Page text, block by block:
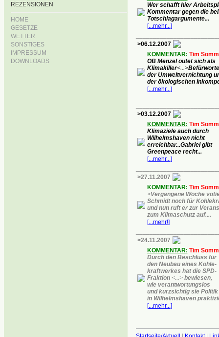
REZENSIONEN
HOME
GESETZE
WETTER
SONSTIGES
IMPRESSUM
DOWNLOADS
Wer schafft hier
Kommentar gegen die
Totschlagargumente...
[...mehr...]
>06.12.2007
KOMMENTAR: Tim
OB Menzel outet sich als
Klimakiller<...>
der Umweltvernichtung
der ökologischen
[...mehr...]
>03.12.2007
KOMMENTAR: Tim
Klimaziele auch durch
Wilhelmshaven nicht
erreichbar...Gabriel gibt
Greenpeace recht...
[...mehr...]
>27.11.2007
KOMMENTAR: Tim
>Vergangene Woche
Schmidt noch für
und nun ruft er zur
zum Klimaschutz auf....
[...mehr!]
>24.11.2007
KOMMENTAR: Tim
Durch den Beschluss für
den Neubau eines Kohle-
kraftwerkes hat die SPD-
Fraktion <...>bewiesen,
wie verantwortungslos
und kurzsichtig sie Politik
in Wilhelmshaven
[...mehr...]